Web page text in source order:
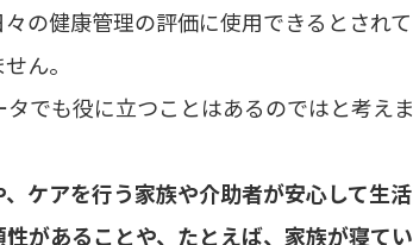
の健康管理の評価に使用できるとされて
ん。
でも役に立つことはあるのではと考えま
ケアを行う家族や介助者が安心して生活
があることや、たとえば、家族が寝てい